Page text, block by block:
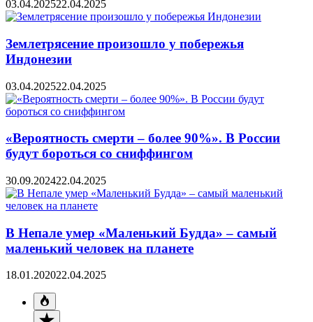
03.04.202522.04.2025
Землетрясение произошло у побережья
Индонезии
03.04.202522.04.2025
«Вероятность смерти – более 90%». В России
будут бороться со сниффингом
30.09.202422.04.2025
В Непале умер «Маленький Будда» – самый
маленький человек на планете
18.01.202022.04.2025